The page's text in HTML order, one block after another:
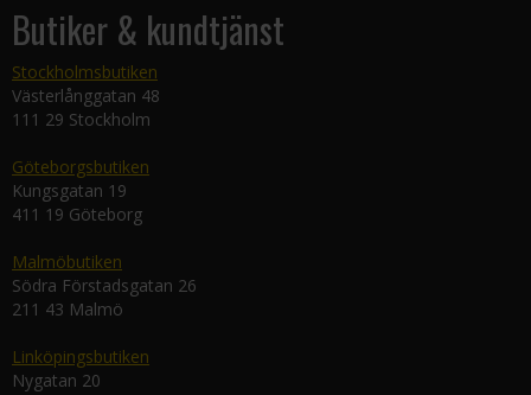
Butiker & kundtjänst
Stockholmsbutiken
Västerlånggatan 48
111 29 Stockholm
Göteborgsbutiken
Kungsgatan 19
411 19 Göteborg
Malmöbutiken
Södra Förstadsgatan 26
211 43 Malmö
Linköpingsbutiken
Nygatan 20